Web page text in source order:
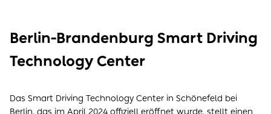
Berlin-Brandenburg Smart Driving
Technology Center
Das Smart Driving Technology Center in Schönefeld bei